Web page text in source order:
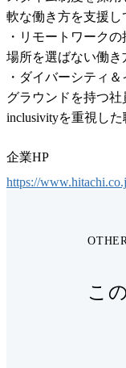
軟な働き方を支援し
・リモートワーク
場所を選ばない働き
・ダイバーシティ
グラウンドを持つ社
inclusivityを重視し
企業HP
https://
こ